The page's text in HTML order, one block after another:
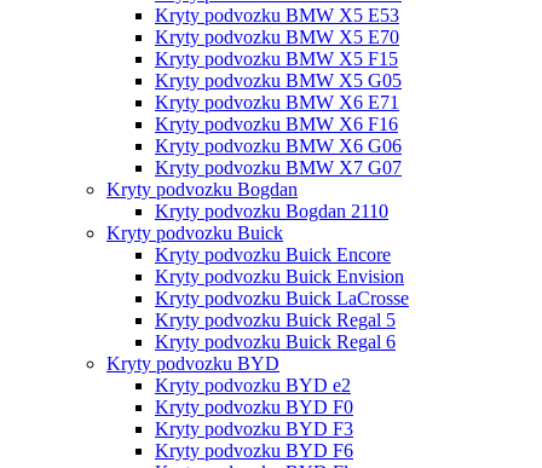
Kryty podvozku BMW X5 E53
Kryty podvozku BMW X5 E70
Kryty podvozku BMW X5 F15
Kryty podvozku BMW X5 G05
Kryty podvozku BMW X6 E71
Kryty podvozku BMW X6 F16
Kryty podvozku BMW X6 G06
Kryty podvozku BMW X7 G07
Kryty podvozku Bogdan
Kryty podvozku Bogdan 2110
Kryty podvozku Buick
Kryty podvozku Buick Encore
Kryty podvozku Buick Envision
Kryty podvozku Buick LaCrosse
Kryty podvozku Buick Regal 5
Kryty podvozku Buick Regal 6
Kryty podvozku BYD
Kryty podvozku BYD e2
Kryty podvozku BYD F0
Kryty podvozku BYD F3
Kryty podvozku BYD F6